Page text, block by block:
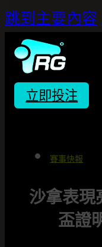
跳到主要內容
立即投注
賽事快報
沙拿表現
盃證